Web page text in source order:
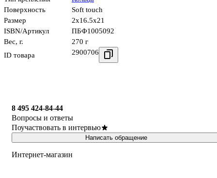
Поверхность
Soft touch
Размер
2x16.5x21
ISBN/Артикул
ПБФ1005092
Вес, г.
270 г
ID товара
2900706
8 495 424-84-44
Вопросы и ответы
Поучаствовать в интервью
Написать обращение
Интернет-магазин